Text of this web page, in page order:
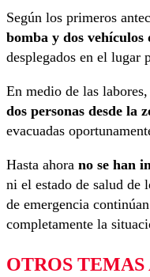
Según los primeros
bomba y dos vehículos
desplegados en el lugar
En medio de las
dos personas desde la
evacuadas
Hasta ahora no se han
ni el estado de salud de
de emergencia
completamente la
OTROS